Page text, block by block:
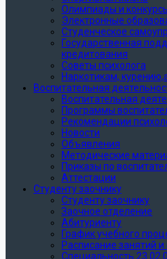
Олимпиады и
Электронные
Студенческое
Государственная
кредитования
Советы психолога
Наркотикам,
Воспитательная
Воспитательная
Программы
Рекомендации
Новости
Объявления
Методические
Приказы по
Аттестации
Студенту заочнику
Студенту заочнику
Заочное отделение
Абитуриенту
График учебного
Расписание занятий
Специальность